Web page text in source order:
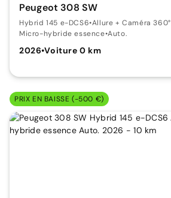
Peugeot 308 SW
Hybrid 145 e-DCS6•Allure + Caméra 360°
Micro-hybride essence•Auto.
2026•Voiture 0 km
PRIX EN BAISSE (-500 €)